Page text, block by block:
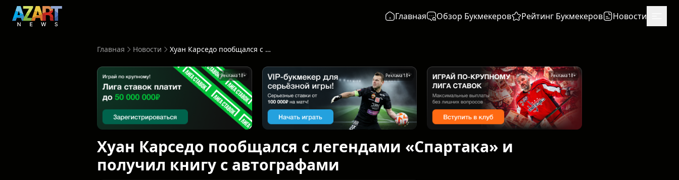
Главная Обзор Букмекеров Рейтинг Букмекеров Новости
Главная Новости Хуан Карседо пообщался с легендами «Спартака» и получил книгу с автографами
Реклама 18+ Реклама 18+ Реклама 18+
Хуан Карседо пообщался с легендами «Спартака» и
получил книгу с автографами